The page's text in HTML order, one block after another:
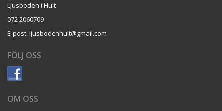
Ljusboden i Hult
072 2060709
E-post: ljusbodenhult@gmail.com
FÖLJ OSS
OM OSS